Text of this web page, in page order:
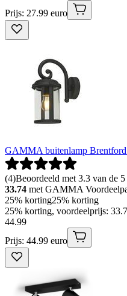
Prijs: 27.99 euro
GAMMA buitenlamp
(4)Beoordeeld met 3.3 van de
33.74 met GAMMA
25% korting25% korting
25% korting, voordeelprijs:
44.99
Prijs: 44.99 euro